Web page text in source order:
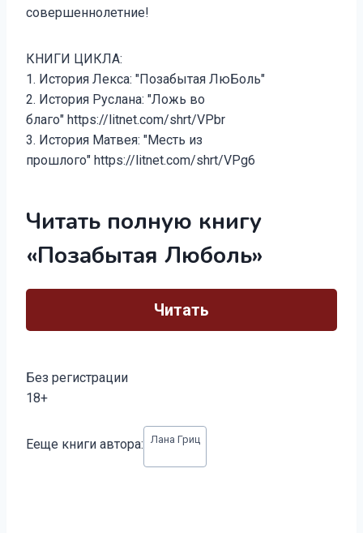
совершеннолетние!
КНИГИ ЦИКЛА:
1. История Лекса: "Позабытая ЛюБоль"
2. История Руслана: "Ложь во
благо" https://litnet.com/shrt/VPbr
3. История Матвея: "Месть из
прошлого" https://litnet.com/shrt/VPg6
Читать полную книгу
«Позабытая Люболь»
Читать
Без регистрации
18+
записи:
Ееще книги автора: Лана Гриц